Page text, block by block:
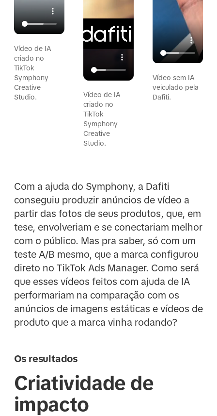
Vídeo de IA
criado no
TikTok
Symphony
Creative
Studio.
Vídeo de IA
criado no
TikTok
Symphony
Creative
Studio.
Vídeo sem IA
veiculado pela
Dafiti.
Com a ajuda do Symphony, a Dafiti
conseguiu produzir anúncios de vídeo a
partir das fotos de seus produtos, que, em
tese, envolveriam e se conectariam melhor
com o público. Mas pra saber, só com um
teste A/B mesmo, que a marca configurou
direto no TikTok Ads Manager. Como será
que esses vídeos feitos com ajuda de IA
performariam na comparação com os
anúncios de imagens estáticas e vídeos de
produto que a marca vinha rodando?
Os resultados
Criatividade de
impacto